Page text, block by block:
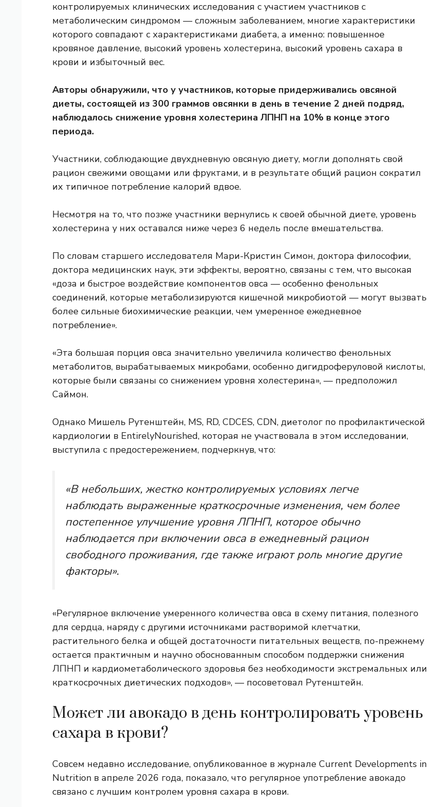
контролируемых клинических исследования с участием участников с
метаболическим синдромом — сложным заболеванием, многие характеристики
которого совпадают с характеристиками диабета, а именно: повышенное
кровяное давление, высокий уровень холестерина, высокий уровень сахара в
крови и избыточный вес.
Авторы обнаружили, что у участников, которые придерживались овсяной
диеты, состоящей из 300 граммов овсянки в день в течение 2 дней подряд,
наблюдалось снижение уровня холестерина ЛПНП на 10% в конце этого
периода.
Участники, соблюдающие двухдневную овсяную диету, могли дополнять свой
рацион свежими овощами или фруктами, и в результате общий рацион сократил
их типичное потребление калорий вдвое.
Несмотря на то, что позже участники вернулись к своей обычной диете, уровень
холестерина у них оставался ниже через 6 недель после вмешательства.
По словам старшего исследователя Мари-Кристин Симон, доктора философии,
доктора медицинских наук, эти эффекты, вероятно, связаны с тем, что высокая
«доза и быстрое воздействие компонентов овса — особенно фенольных
соединений, которые метаболизируются кишечной микробиотой — могут вызвать
более сильные биохимические реакции, чем умеренное ежедневное
потребление».
«Эта большая порция овса значительно увеличила количество фенольных
метаболитов, вырабатываемых микробами, особенно дигидроферуловой кислоты,
которые были связаны со снижением уровня холестерина», — предположил
Саймон.
Однако Мишель Рутенштейн, MS, RD, CDCES, CDN, диетолог по профилактической
кардиологии в EntirelyNourished, которая не участвовала в этом исследовании,
выступила с предостережением, подчеркнув, что:
«В небольших, жестко контролируемых условиях легче
наблюдать выраженные краткосрочные изменения, чем более
постепенное улучшение уровня ЛПНП, которое обычно
наблюдается при включении овса в ежедневный рацион
свободного проживания, где также играют роль многие другие
факторы».
«Регулярное включение умеренного количества овса в схему питания, полезного
для сердца, наряду с другими источниками растворимой клетчатки,
растительного белка и общей достаточности питательных веществ, по-прежнему
остается практичным и научно обоснованным способом поддержки снижения
ЛПНП и кардиометаболического здоровья без необходимости экстремальных или
краткосрочных диетических подходов», — посоветовал Рутенштейн.
Может ли авокадо в день контролировать уровень
сахара в крови?
Совсем недавно исследование, опубликованное в журнале Current Developments in
Nutrition в апреле 2026 года, показало, что регулярное употребление авокадо
связано с лучшим контролем уровня сахара в крови.